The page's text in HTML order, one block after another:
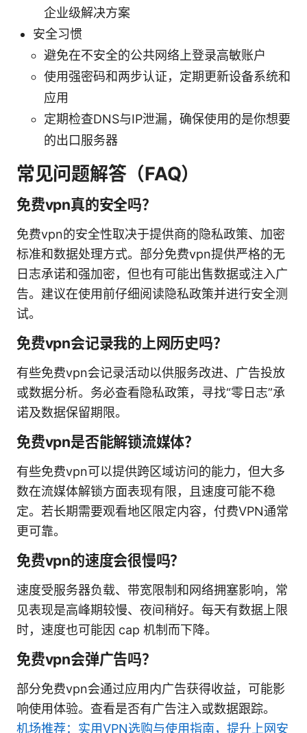
企业级解决方案
安全习惯
避免在不安全的公共网络上登录高敏账户
使用强密码和两步认证，定期更新设备系统和
应用
定期检查DNS与IP泄漏，确保使用的是你想要
的出口服务器
常见问题解答（FAQ）
免费vpn真的安全吗？
免费vpn的安全性取决于提供商的隐私政策、加密
标准和数据处理方式。部分免费vpn提供严格的无
日志承诺和强加密，但也有可能出售数据或注入广
告。建议在使用前仔细阅读隐私政策并进行安全测
试。
免费vpn会记录我的上网历史吗？
有些免费vpn会记录活动以供服务改进、广告投放
或数据分析。务必查看隐私政策，寻找“零日志”承
诺及数据保留期限。
免费vpn是否能解锁流媒体？
有些免费vpn可以提供跨区域访问的能力，但大多
数在流媒体解锁方面表现有限，且速度可能不稳
定。若长期需要观看地区限定内容，付费VPN通常
更可靠。
免费vpn的速度会很慢吗？
速度受服务器负载、带宽限制和网络拥塞影响，常
见表现是高峰期较慢、夜间稍好。每天有数据上限
时，速度也可能因 cap 机制而下降。
免费vpn会弹广告吗？
部分免费vpn会通过应用内广告获得收益，可能影
响使用体验。查看是否有广告注入或数据跟踪。
机场推荐：实用VPN选购与使用指南，提升上网安